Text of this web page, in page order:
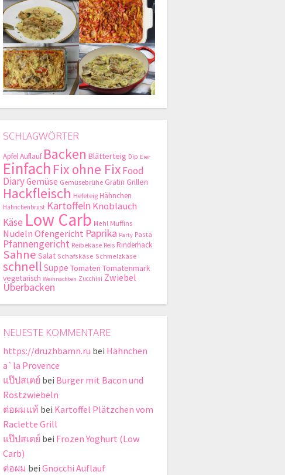
SCHLAGWÖRTER
ApfelAuflauf Backen Blätterteig Dip Eier
Einfach Fix ohne FixFood
DiaryGemüse Gemüsebrühe Gratin Grillen
Hackfleisch Hefeteig Hähnchen
Hähnchenbrust Kartoffeln Knoblauch
Käse Low Carb Mehl Muffins
NudelnOfengericht Paprika Party Pasta
Pfannengericht Reibekäse Reis Rinderhack
Sahne Salat Schafskäse Schmelzkäse
schnell Suppe Tomaten Tomatenmark
vegetarisch Weihnachten Zucchini Zwiebel
Überbacken
NEUESTE KOMMENTARE
https://druzhbamn.ru bei Hähnchen
a`la Provence
แป๊ปสเตย์ bei Burger mit Bacon und
Röstzwiebeln
ต่อผมแท้ bei Kartoffel Plätzchen vom
Raclette Grill
แป๊ปสเตย์ bei Frozen Yoghurt (Low
Carb)
ต่อผม bei Gnocchi Auflauf